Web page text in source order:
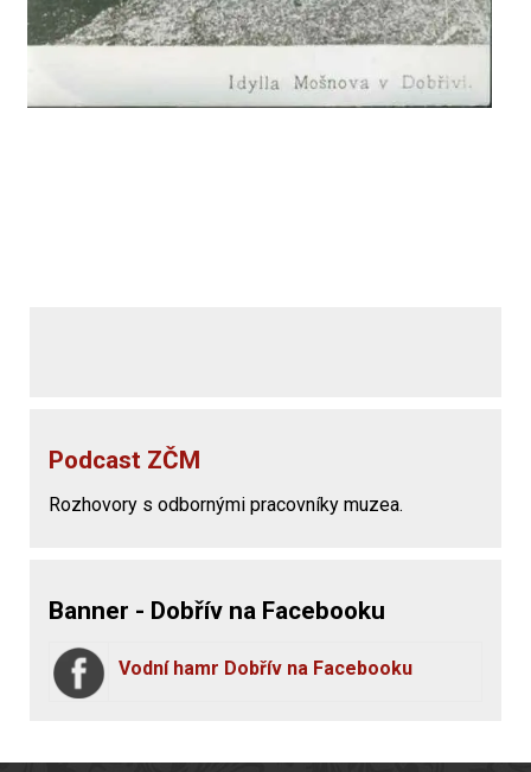
Podcast ZČM
Rozhovory s odbornými pracovníky muzea.
Banner - Dobřív na Facebooku
Vodní hamr Dobřív na Facebooku